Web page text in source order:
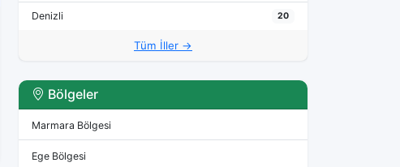
Denizli 20
Tüm İller →
Bölgeler
Marmara Bölgesi
Ege Bölgesi